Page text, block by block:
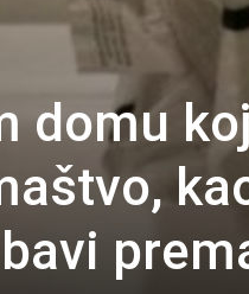
domu